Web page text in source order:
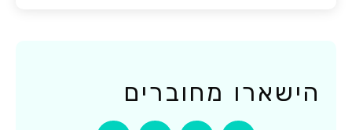
הישארו מחוברים